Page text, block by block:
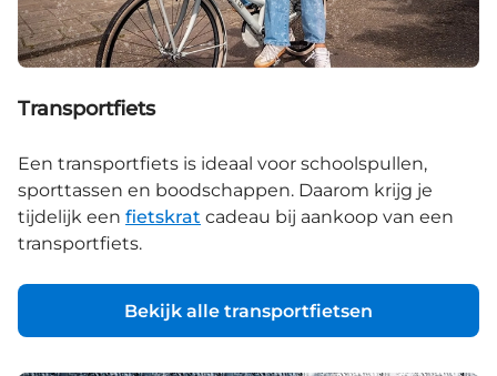
Transportfiets
Een transportfiets is ideaal voor schoolspullen,
sporttassen en boodschappen. Daarom krijg je
tijdelijk een fietskrat cadeau bij aankoop van een
transportfiets.
Bekijk alle transportfietsen